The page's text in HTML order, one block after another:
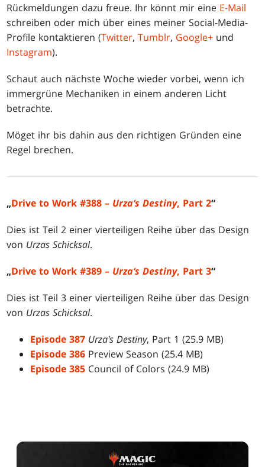
Rückmeldungen dazu freue. Ihr könnt mir eine E-Mail
schreiben oder mich über eines meiner Social-Media-
Profile kontaktieren (Twitter,Tumblr, Google+ und
Instagram).
Schaut auch nächste Woche wieder vorbei, wenn ich
immergrüne Mechaniken in einem anderen Licht
betrachte.
Möget ihr bis dahin aus den richtigen Gründen eine
Regel brechen.
„Drive to Work #388 – Urza‘s Destiny, Part 2“
Dies ist Teil 2 einer vierteiligen Reihe über das Design
von Urzas Schicksal.
„Drive to Work #389 – Urza‘s Destiny, Part 3“
Dies ist Teil 3 einer vierteiligen Reihe über das Design
von Urzas Schicksal.
Episode 387 Urza's Destiny, Part 1 (25.9 MB)
Episode 386 Preview Season (25.4 MB)
Episode 385 Council of Colors (24.9 MB)